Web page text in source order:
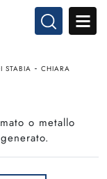
STABIA - CHIARA
o metallo